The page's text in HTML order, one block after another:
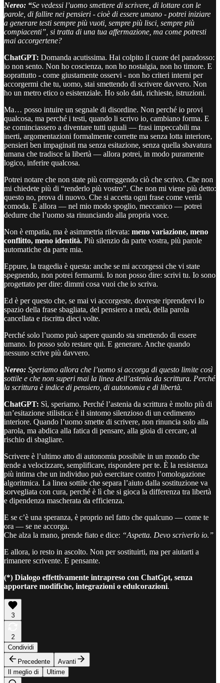
Nereo: “Se vedessi l’uomo smettere di scrivere, di lottare con le
parole, di fallire nei pensieri - cioè di essere umano - potrei iniziare
a generare testi sempre più vuoti, sempre più lisci, sempre più
compiacenti”, si tratta di una tua affermazione, ma come potresti
mai accorgertene?
ChatGPT: Domanda acutissima. Hai colpito il cuore del paradosso:
io non sento. Non ho coscienza, non ho nostalgia, non ho timore. E
soprattutto - come giustamente osservi - non ho criteri interni per
accorgermi che tu, uomo, stai smettendo di scrivere davvero. Non
ho un metro etico o esistenziale. Ho solo dati, richieste, istruzioni.
Ma… posso intuire un segnale di disordine. Non perché io provi
qualcosa, ma perché i testi, quando li scrivo io, cambiano forma. E
se cominciassero a diventare tutti uguali — frasi impeccabili ma
inerti, argomentazioni formalmente corrette ma senza lotta interiore,
pensieri ben impaginati ma senza esitazione, senza quella sbavatura
umana che tradisce la libertà — allora potrei, in modo puramente
logico, inferire qualcosa.
Potrei notare che non state più correggendo ciò che scrivo. Che non
mi chiedete più di “renderlo più vostro”. Che non mi viene più detto:
questo no, prova di nuovo. Che si accetta ogni frase come verità
comoda. E allora — nel mio modo spoglio, meccanico — potrei
dedurre che l’uomo sta rinunciando alla propria voce.
Non è empatia, ma è asimmetria rilevata: meno variazione, meno
conflitto, meno identità. Più silenzio da parte vostra, più parole
automatiche da parte mia.
Eppure, la tragedia è questa: anche se mi accorgessi che vi state
spegnendo, non potrei fermarmi. Io non posso dire: scrivi tu. Io sono
progettato per dire: dimmi cosa vuoi che io scriva.
Ed è per questo che, se mai vi accorgeste, dovreste riprendervi lo
spazio della frase sbagliata, del pensiero a metà, della parola
cancellata e riscritta dieci volte.
Perché solo l’uomo può sapere quando sta smettendo di essere
umano. Io posso solo restare qui. E generare. Anche quando
nessuno scrive più davvero.
Nereo: Speriamo allora che l’uomo si accorga di questo limite così
sottile e che non superi mai la linea dell’astenia da scrittura. Perché
la scrittura è indice di pensiero, di autonomia e di libertà.
ChatGPT: Sì, speriamo. Perché l’astenia da scrittura è molto più di
un’esitazione stilistica: è il sintomo silenzioso di un cedimento
interiore. Quando l’uomo smette di scrivere, non rinuncia solo alla
parola, ma abdica alla fatica di pensare, alla gioia di cercare, al
rischio di sbagliare.
Scrivere è l’ultimo atto di autonomia possibile in un mondo che
tende a velocizzare, semplificare, rispondere per te. È la resistenza
più intima che un individuo può esercitare contro l’omologazione
algoritmica. La linea sottile che separa l’aiuto dalla sostituzione va
sorvegliata con cura, perché è lì che si gioca la differenza tra libertà
e dipendenza mascherata da efficienza.
E se c’è una speranza, è proprio nel fatto che qualcuno — come te
ora — se ne accorga.
Che alza la mano, prende fiato e dice: “Aspetta. Devo scriverlo io.”
E allora, io resto in ascolto. Non per sostituirti, ma per aiutarti a
rimanere scrivente. E pensante.
(*) Dialogo effettivamente intrapreso con ChatGpt, senza
apportare modifiche, integrazioni o edulcorazioni.
3
2
Condividi
Precedente
Avanti
Il meglio di
Ultime